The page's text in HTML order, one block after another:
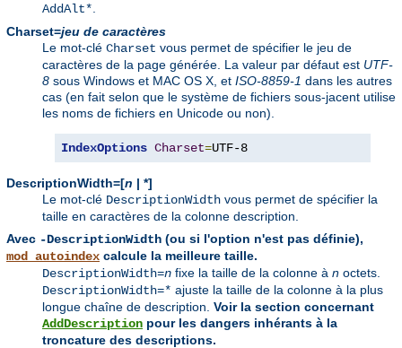
AddAlt*
Charset=jeu de caractères
Le mot-clé Charset vous permet de spécifier le jeu de
caractères de la page générée. La valeur par défaut est UTF-
8 sous Windows et MAC OS X, et ISO-8859-1 dans les autres
cas (en fait selon que le système de fichiers sous-jacent utilise
les noms de fichiers en Unicode ou non).
IndexOptions Charset=UTF-8
DescriptionWidth=[n | *]
Le mot-clé DescriptionWidth vous permet de spécifier la
taille en caractères de la colonne description.
Avec -DescriptionWidth (ou si l'option n'est pas définie),
mod_autoindex calcule la meilleure taille.
DescriptionWidth=n fixe la taille de la colonne à n octets.
DescriptionWidth=* ajuste la taille de la colonne à la plus
longue chaîne de description. Voir la section concernant
AddDescription pour les dangers inhérants à la
troncature des descriptions.